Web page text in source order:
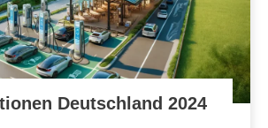
Deutschland 2024